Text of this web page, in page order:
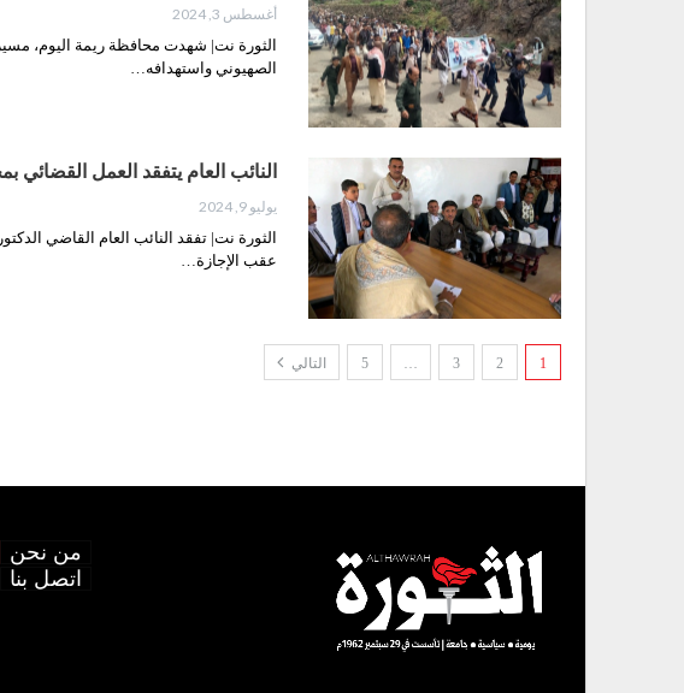
أغسطس 3, 2024
الثورة نت| شهدت محافظة ريمة اليوم،
الصهيوني واستهدافه…
النائب العام يتفقد العمل القضائي
يوليو 9, 2024
الثورة نت| تفقد النائب العام القاضي
عقب الإجازة…
1
2
3
…
5 التالي
من نحن
اتصل بنا